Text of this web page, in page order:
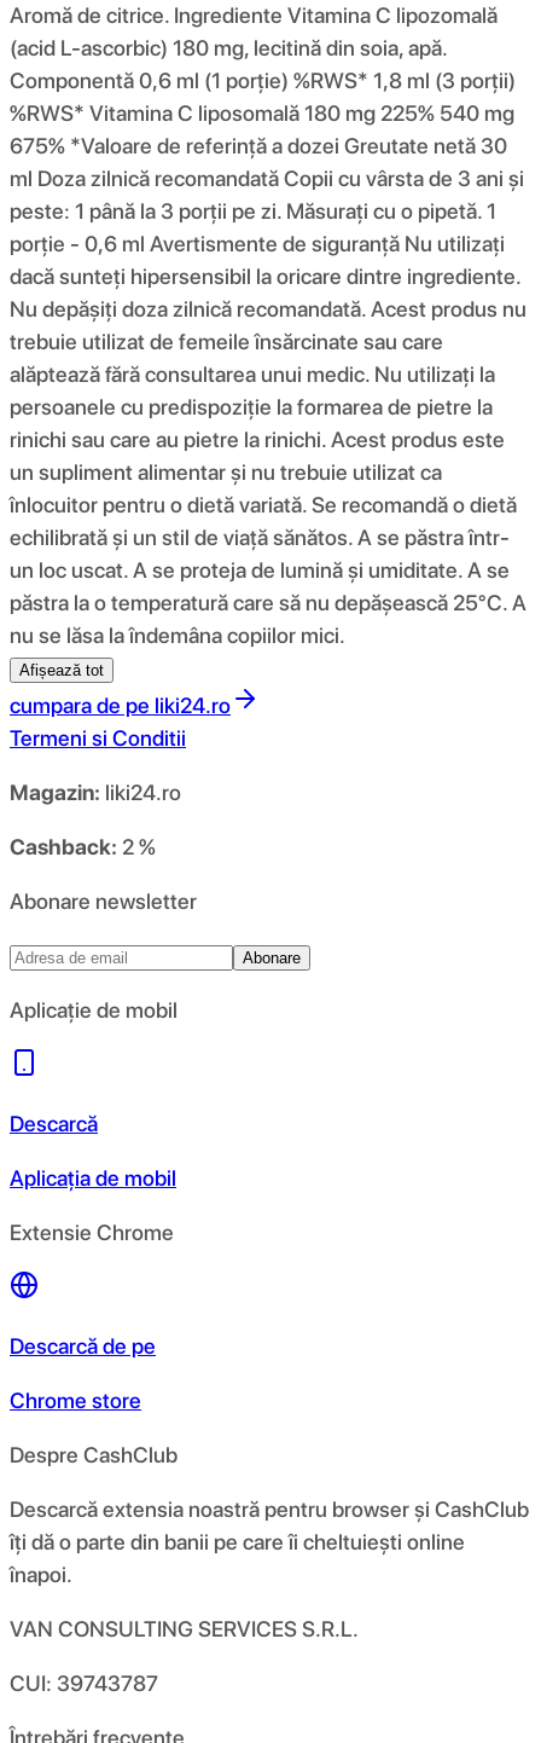
Aromă de citrice. Ingrediente Vitamina C lipozomală
(acid L-ascorbic) 180 mg, lecitină din soia, apă.
Componentă 0,6 ml (1 porție) %RWS* 1,8 ml (3 porții)
%RWS* Vitamina C liposomală 180 mg 225% 540 mg
675% *Valoare de referință a dozei Greutate netă 30
ml Doza zilnică recomandată Copii cu vârsta de 3 ani și
peste: 1 până la 3 porții pe zi. Măsurați cu o pipetă. 1
porție - 0,6 ml Avertismente de siguranță Nu utilizați
dacă sunteți hipersensibil la oricare dintre ingrediente.
Nu depășiți doza zilnică recomandată. Acest produs nu
trebuie utilizat de femeile însărcinate sau care
alăptează fără consultarea unui medic. Nu utilizați la
persoanele cu predispoziție la formarea de pietre la
rinichi sau care au pietre la rinichi. Acest produs este
un supliment alimentar și nu trebuie utilizat ca
înlocuitor pentru o dietă variată. Se recomandă o dietă
echilibrată și un stil de viață sănătos. A se păstra într-
un loc uscat. A se proteja de lumină și umiditate. A se
păstra la o temperatură care să nu depășească 25°C. A
nu se lăsa la îndemâna copiilor mici.
Afișează tot
cumpara de pe liki24.ro
Termeni si Conditii
Magazin: liki24.ro
Cashback: 2 %
Abonare newsletter
Abonare
Aplicație de mobil
Descarcă
Aplicația de mobil
Extensie Chrome
Descarcă de pe
Chrome store
Despre CashClub
Descarcă extensia noastră pentru browser și CashClub
îți dă o parte din banii pe care îi cheltuiești online
înapoi.
VAN CONSULTING SERVICES S.R.L.
CUI: 39743787
Întrebări frecvente